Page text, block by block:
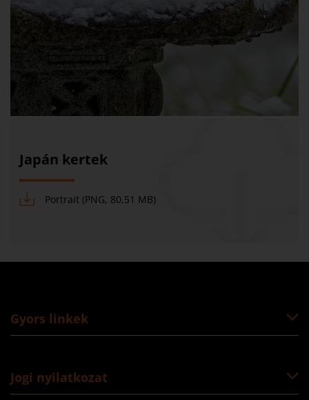
Japán kertek
Portrait (PNG, 80,51 MB)
Gyors linkek
Jogi nyilatkozat